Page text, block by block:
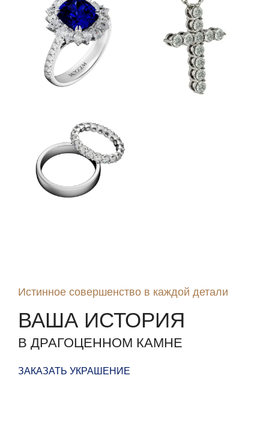
КОЛЬЦА
Истинное совершенство в каждой детали
ВАША ИСТОРИЯ
В ДРАГОЦЕННОМ КАМНЕ
ЗАКАЗАТЬ УКРАШЕНИЕ